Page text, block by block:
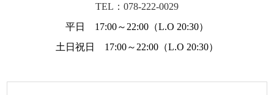
TEL：078-222-0029
平日 17:00～22:00（L.O 20:30）
土日祝日 17:00～22:00（L.O 20:30）